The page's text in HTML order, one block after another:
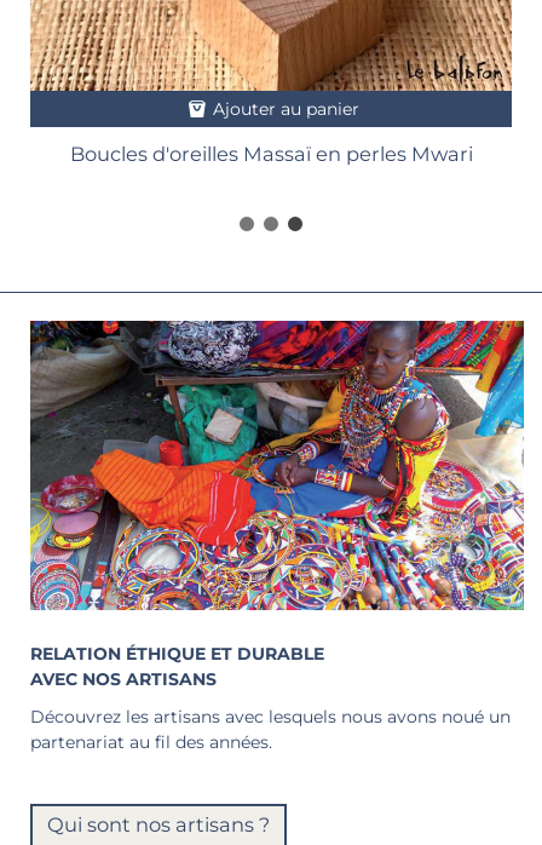
Ajouter au panier
Boucles d'oreilles Massaï en perles Mwari
RELATION ÉTHIQUE ET DURABLE
AVEC NOS ARTISANS
Découvrez les artisans avec lesquels nous avons noué un
partenariat au fil des années.
Qui sont nos artisans ?